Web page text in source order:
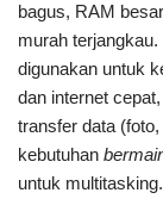
bagus, RAM
murah terjangkau.
digunakan untuk
dan internet
transfer data
kebutuhan
untuk multitasking.